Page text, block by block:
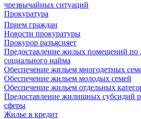
чрезвычайных ситуаций
Прокуратура
Прием граждан
Новости прокуратуры
Прокурор разъясняет
Предоставление жилых помещений по
социального найма
Обеспечение жильем многодетных
Обеспечение жильем молодых семей
Обеспечение жильем отдельных
Предоставление жилищных субсидий
сферы
Жилье в кредит